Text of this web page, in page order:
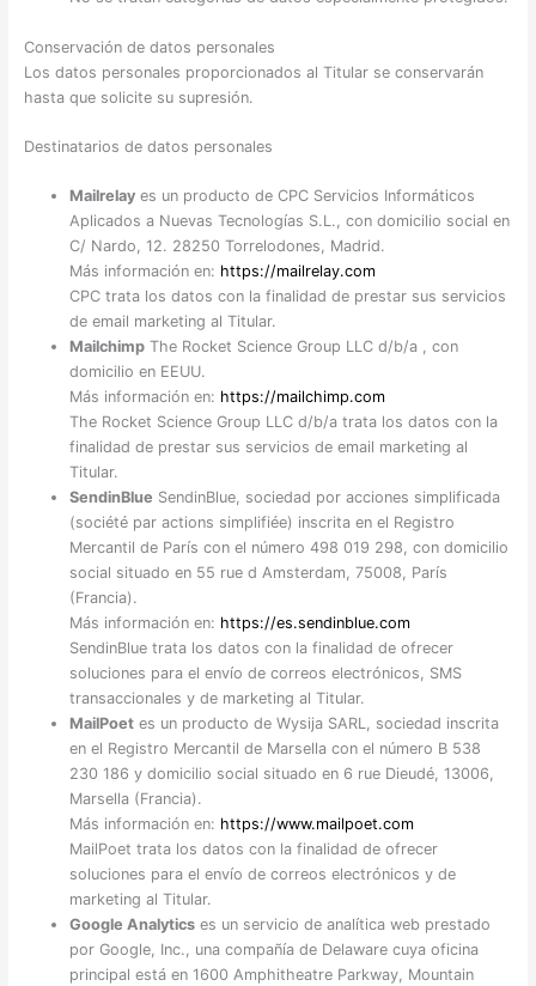
Conservación de datos personales
Los datos personales proporcionados al Titular se conservarán
hasta que solicite su supresión.
Destinatarios de datos personales
Mailrelayes un producto de CPC Servicios Informáticos
Aplicados a Nuevas Tecnologías S.L., con domicilio social en
C/ Nardo, 12. 28250 Torrelodones, Madrid.
Más información en: https://mailrelay.com
CPC trata los datos con la finalidad de prestar sus servicios
de email marketing al Titular.
MailchimpThe Rocket Science Group LLC d/b/a , con
domicilio en EEUU.
Más información en: https://mailchimp.com
The Rocket Science Group LLC d/b/a trata los datos con la
finalidad de prestar sus servicios de email marketing al
Titular.
SendinBlue SendinBlue, sociedad por acciones simplificada
(société par actions simplifiée) inscrita en el Registro
Mercantil de París con el número 498 019 298, con domicilio
social situado en 55 rue d Amsterdam, 75008, París
(Francia).
Más información en: https://es.sendinblue.com
SendinBlue trata los datos con la finalidad de ofrecer
soluciones para el envío de correos electrónicos, SMS
transaccionales y de marketing al Titular.
MailPoetes un producto de Wysija SARL, sociedad inscrita
en el Registro Mercantil de Marsella con el número B 538
230 186 y domicilio social situado en 6 rue Dieudé, 13006,
Marsella (Francia).
Más información en: https://www.mailpoet.com
MailPoet trata los datos con la finalidad de ofrecer
soluciones para el envío de correos electrónicos y de
marketing al Titular.
Google Analyticses un servicio de analítica web prestado
por Google, Inc., una compañía de Delaware cuya oficina
principal está en 1600 Amphitheatre Parkway, Mountain